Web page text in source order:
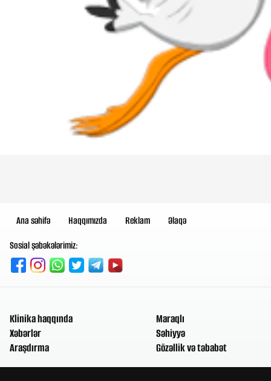
Ana səhifə Haqqımızda Reklam
Əlaqə
Sosial şəbəkələrimiz:
Klinika haqqında
Xəbərlər
Araşdırma
Maraqlı
Səhiyyə
Gözəllik və təbabət